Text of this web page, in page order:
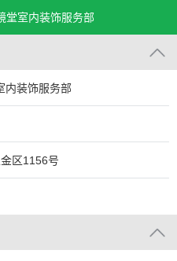
堂室内装饰服务部
装饰服务部
区1156号